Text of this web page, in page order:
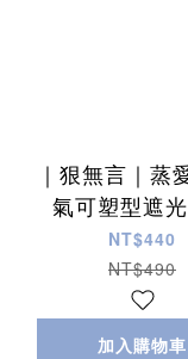
｜狠無言｜蒸
氣可塑型遮
NT$440
NT$490
加入購物車